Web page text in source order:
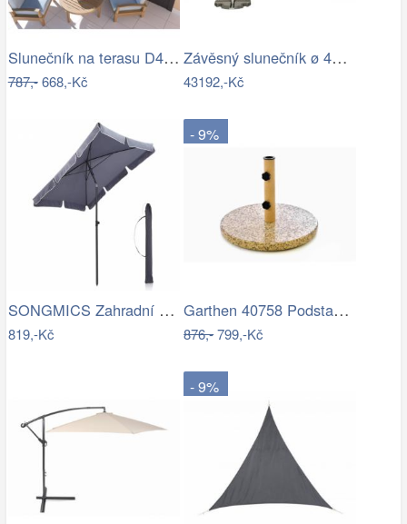
Slunečník na terasu D4164 Dekorhome
787,-668,-Kč
Závěsný slunečník ø 420 cm
43192,-Kč
SONGMICS Zahradní slunečník Royal…
819,-Kč
- 9%
Garthen 40758 Podstavec na slunečník…
876,-799,-Kč
- 9%